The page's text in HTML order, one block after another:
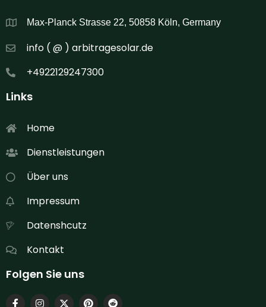
Max-Planck Strasse 22, 50858 Köln, Germany
info ( @ ) arbitragesolar.de
+4922129247300
Links
Home
Dienstleistungen
Über uns
Impressum
Datenshcutz
Kontakt
Folgen Sie uns